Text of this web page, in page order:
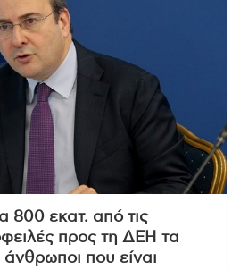
800 εκατ. από τις
προς τη ΔΕΗ τα
που είναι